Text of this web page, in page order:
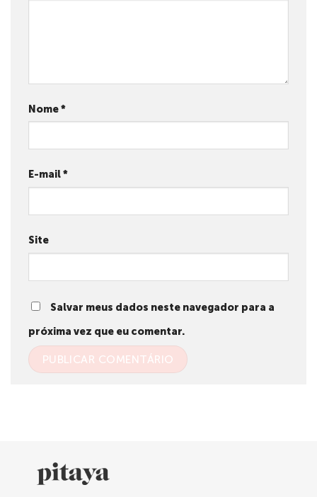
Nome*
E-mail*
Site
Salvar meus dados neste navegador para a
próxima vez que eu comentar.